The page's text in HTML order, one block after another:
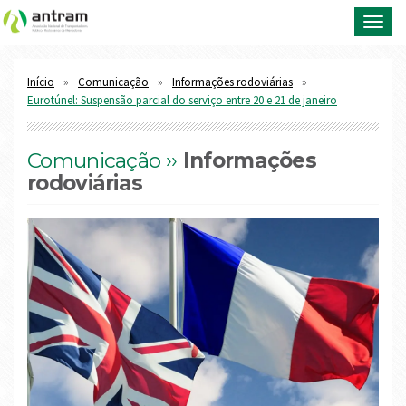
Início Comunicação
Informações rodoviárias
Eurotúnel: Suspensão parcial do serviço entre 20 e 21 de janeiro
Comunicação ›› Informações
rodoviárias